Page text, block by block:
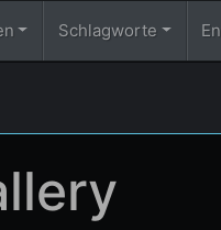
Schlagworte